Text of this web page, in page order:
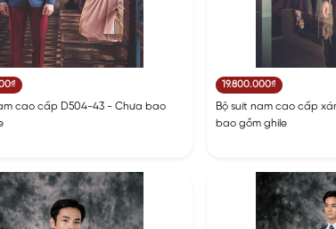
cao cấp D504-43 - Chưa bao
19.800.000₫
Bộ suit nam cao cấp
bao gồm ghile